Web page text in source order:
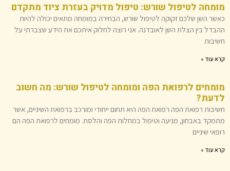
מומחה לטיפול שורש: טיפול מדויק בעזרת ציוד מתקדם
כאשר השן שלכם זקוקה לטיפול שורש, הבחירה במומחה מתאים יכולה להיות
ההבדל בין הצלת השן לאובדנה. אני רוצה לחלוק איתכם את הידע שצברתי על
חשיבות
קרא עוד »
מומחים לרפואת הפה ומומחה לטיפול שורש: מה חשוב
לדעת?
חשיבות רפואת הפה רפואת הפה היא תחום ייחודי ומורכב ברפואת השיניים, אשר
מתמקד באבחון, מניעה וטיפול במחלות הפה והלסת. מומחים לרפואת הפה הם
רופאי שיניים
קרא עוד »